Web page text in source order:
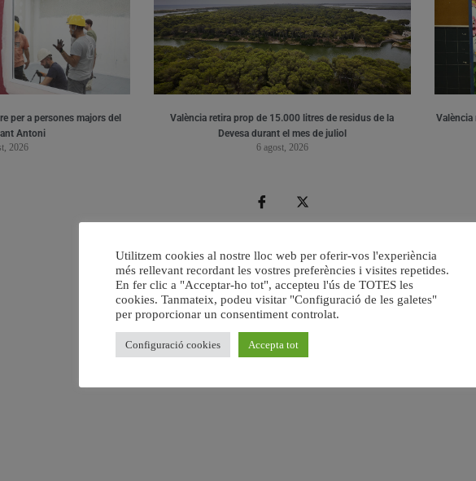
per a persones majors del
Antoni
2026
València retira prop de 15.000 litres de residus de la
Devesa durant el mes de juliol
6 agost, 2026
València
Utilitzem cookies al nostre lloc web per oferir-vos l'experiència
més rellevant recordant les vostres preferències i visites repetides.
En fer clic a "Acceptar-ho tot", accepteu l'ús de TOTES les
cookies. Tanmateix, podeu visitar "Configuració de les galetes"
per proporcionar un consentiment controlat.
Configuració cookies Accepta tot